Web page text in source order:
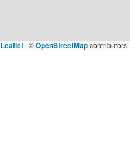
Leaflet | ©OpenStreetMapcontributors